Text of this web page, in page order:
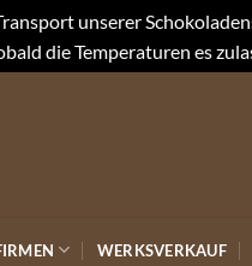
unserer
die Temperaturen es
WERKSVERKAUF